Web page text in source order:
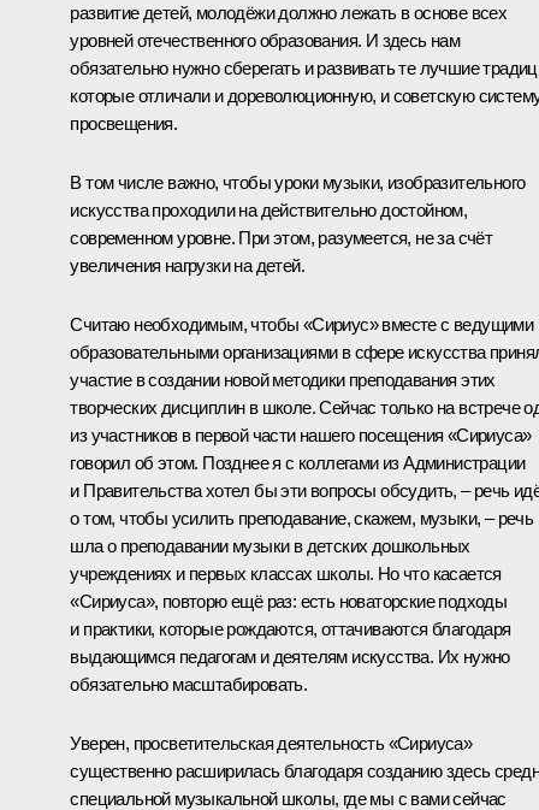
развитие детей, молодёжи должно лежать в основе всех
уровней отечественного образования. И здесь нам
обязательно нужно сберегать и развивать те лучшие
которые отличали и дореволюционную, и советскую
просвещения.
В том числе важно, чтобы уроки музыки, изобразительного
искусства проходили на действительно достойном,
современном уровне. При этом, разумеется, не за счёт
увеличения нагрузки на детей.
Считаю необходимым, чтобы «Сириус» вместе с ведущими
образовательными организациями в сфере искусства
участие в создании новой методики преподавания этих
творческих дисциплин в школе. Сейчас только на встрече
из участников в первой части нашего посещения «Сириуса»
говорил об этом. Позднее я с коллегами из Администрации
и Правительства хотел бы эти вопросы обсудить, – речь
о том, чтобы усилить преподавание, скажем, музыки, – речь
шла о преподавании музыки в детских дошкольных
учреждениях и первых классах школы. Но что касается
«Сириуса», повторю ещё раз: есть новаторские подходы
и практики, которые рождаются, оттачиваются благодаря
выдающимся педагогам и деятелям искусства. Их нужно
обязательно масштабировать.
Уверен, просветительская деятельность «Сириуса»
существенно расширилась благодаря созданию здесь
специальной музыкальной школы, где мы с вами сейчас